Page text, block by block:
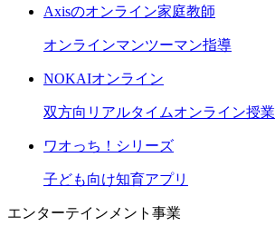
Axisのオンライン家庭教師
オンラインマンツーマン指導
NOKAIオンライン
双方向リアルタイムオンライン授業
ワオっち！シリーズ
子ども向け知育アプリ
エンターテインメント事業